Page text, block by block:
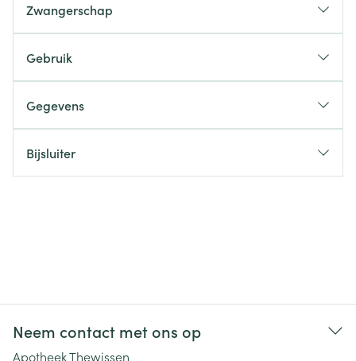
Zwangerschap
Gebruik
Gegevens
Bijsluiter
Neem contact met ons op
Apotheek Thewissen